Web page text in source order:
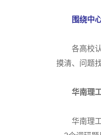
围绕中
各高校认
摸清、问题
华南理
华南理工